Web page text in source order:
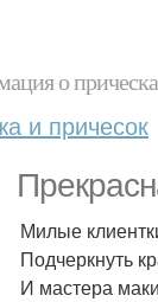
о
и причесок
Милые
Подчеркнуть
И мастера